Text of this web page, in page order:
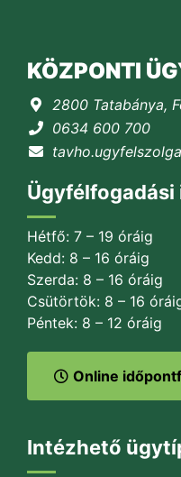
KÖZPONTI
2800 Tatabánya,
0634 600 700
Ügyfélfogadási
Hétfő: 7 – 19 óráig
Kedd: 8 – 16 óráig
Szerda: 8 – 16 óráig
Csütörtök: 8 – 16
Péntek: 8 – 12 óráig
Online
Intézhető